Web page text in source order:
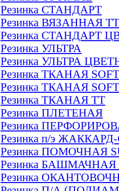
Резинка СТАНДАРТ
Резинка ВЯЗАННАЯ ТТ
Резинка СТАНДАРТ
Резинка УЛЬТРА
Резинка УЛЬТРА
Резинка ТКАНАЯ SOFT
Резинка ТКАНАЯ
Резинка ТКАНАЯ ТТ
Резинка ПЛЕТЕНАЯ
Резинка
Резинка п/э
Резинка ПОМОЧНАЯ
Резинка БАШМАЧНАЯ
Резинка